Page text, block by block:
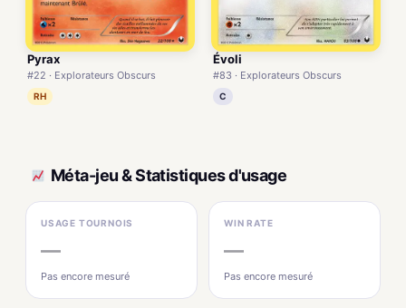
Pyrax
#22 · Explorateurs Obscurs
RH
Évoli
#83 · Explorateurs Obscurs
C
Méta-jeu & Statistiques d'usage
USAGE TOURNOIS
—
Pas encore mesuré
WIN RATE
—
Pas encore mesuré